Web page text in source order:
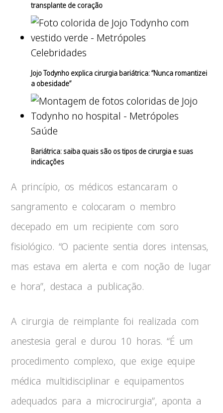
transplante de coração
Celebridades
Jojo Todynho explica cirurgia bariátrica: “Nunca romantizei
a obesidade”
Saúde
Bariátrica: saiba quais são os tipos de cirurgia e suas
indicações
A princípio, os médicos estancaram o
sangramento e colocaram o membro
decepado em um recipiente com soro
fisiológico. “O paciente sentia dores intensas,
mas estava em alerta e com noção de lugar
e hora”, destaca a publicação.
A cirurgia de reimplante foi realizada com
anestesia geral e durou 10 horas. “É um
procedimento complexo, que exige equipe
médica multidisciplinar e equipamentos
adequados para a microcirurgia”, aponta a